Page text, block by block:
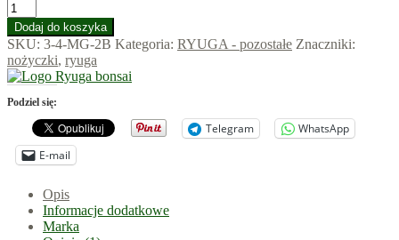
ilość
(MG-
2B)
Frez
50mm
Dodaj do koszyka
SKU: 3-4-MG-2B Kategoria: RYUGA - pozostałe Znaczniki:
nożyczki, ryuga
Podziel się:
Telegram
WhatsApp
E-mail
Opis
Informacje dodatkowe
Marka